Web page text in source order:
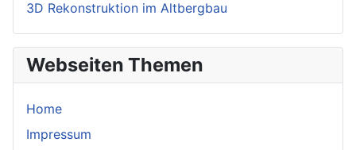
3D Rekonstruktion im Altbergbau
Webseiten Themen
Home
Impressum